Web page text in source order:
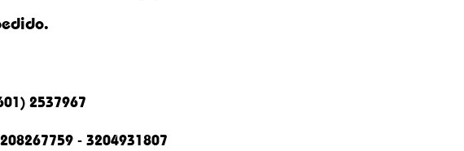
2537967
- 3204931807